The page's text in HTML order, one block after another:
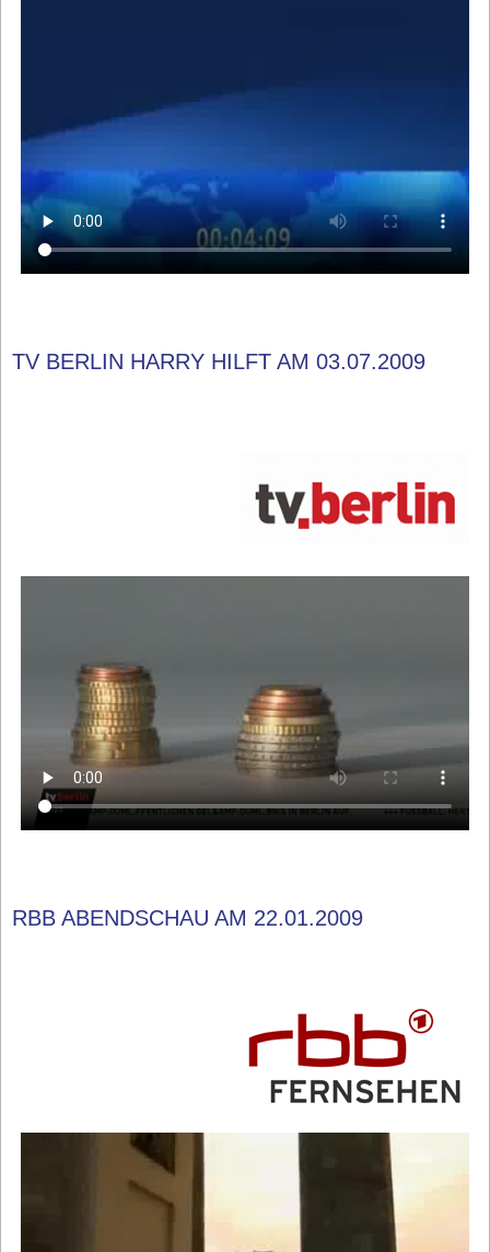
TV BERLIN HARRY HILFT AM 03.07.2009
RBB ABENDSCHAU AM 22.01.2009